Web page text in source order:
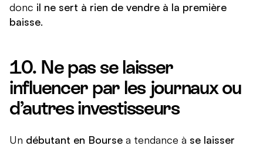
donc il ne sert à rien de vendre à la première
baisse.
10. Ne pas se laisser
influencer par les journaux ou
d’autres investisseurs
Un débutant en Bourse a tendance à se laisser